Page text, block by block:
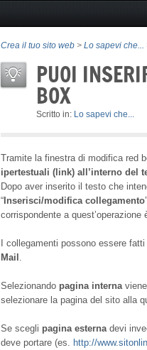
Crea il tuo sito web > Lo sapevi che...
PUOI
BOX
Scritto in: Lo sapevi che...
Tramite la finestra di modifica red
ipertestuali (link) all’interno del
Dopo aver inserito il testo che
“ Inserisci/modifica collegamento
corrispondente a
I collegamenti possono essere
Mail .
Selezionando pagina internaviene
selezionare la pagina del sito alla
Se scegli pagina esternadevi
deve portare (es. http://